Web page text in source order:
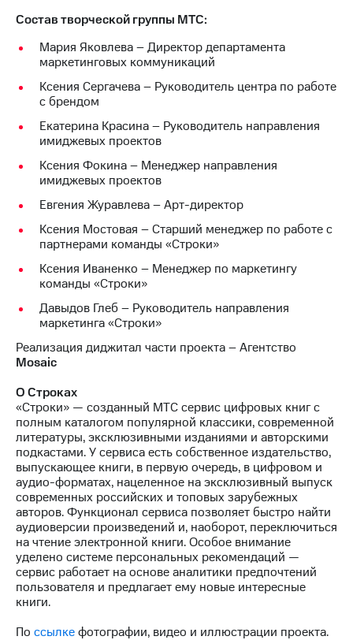
Состав творческой группы МТС:
Мария Яковлева – Директор департамента
маркетинговых коммуникаций
Ксения Сергачева – Руководитель центра по работе
с брендом
Екатерина Красина – Руководитель направления
имиджевых проектов
Ксения Фокина – Менеджер направления
имиджевых проектов
Евгения Журавлева – Арт-директор
Ксения Мостовая – Старший менеджер по работе с
партнерами команды «Строки»
Ксения Иваненко – Менеджер по маркетингу
команды «Строки»
Давыдов Глеб – Руководитель направления
маркетинга «Строки»
Реализация диджитал части проекта – Aгентство
Mosaic
О Строках
«Строки» — созданный МТС сервис цифровых книг с
полным каталогом популярной классики, современной
литературы, эксклюзивными изданиями и авторскими
подкастами. У сервиса есть собственное издательство,
выпускающее книги, в первую очередь, в цифровом и
аудио-форматах, нацеленное на эксклюзивный выпуск
современных российских и топовых зарубежных
авторов. Функционал сервиса позволяет быстро найти
аудиоверсии произведений и, наоборот, переключиться
на чтение электронной книги. Особое внимание
уделено системе персональных рекомендаций —
сервис работает на основе аналитики предпочтений
пользователя и предлагает ему новые интересные
книги.
По ссылкефотографии, видео и иллюстрации проекта.